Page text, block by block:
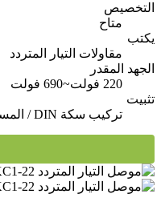
التخصيص
متاح
يكتب
مقاولات التيار المتردد
الجهد المقدر
220 فولت~690 فولت
تثبيت
تركيب سكة DIN / المسمار